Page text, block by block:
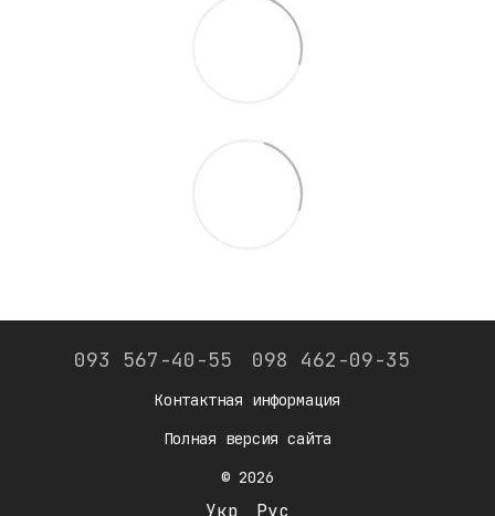
093 567-40-55 098 462-09-35
Контактная информация
Полная версия сайта
© 2026
Укр Рус